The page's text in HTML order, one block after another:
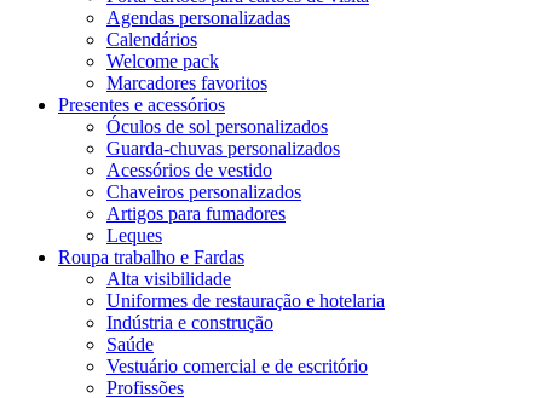
Agendas personalizadas
Calendários
Welcome pack
Marcadores favoritos
Presentes e acessórios
Óculos de sol personalizados
Guarda-chuvas personalizados
Acessórios de vestido
Chaveiros personalizados
Artigos para fumadores
Leques
Roupa trabalho e Fardas
Alta visibilidade
Uniformes de restauração e hotelaria
Indústria e construção
Saúde
Vestuário comercial e de escritório
Profissões